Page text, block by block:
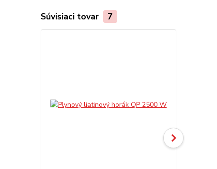
Súvisiaci tovar 7